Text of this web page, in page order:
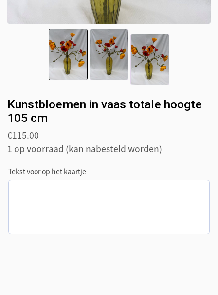
Kunstbloemen in vaas totale hoogte
105 cm
€115.00
1 op voorraad (kan nabesteld worden)
Tekst voor op het kaartje